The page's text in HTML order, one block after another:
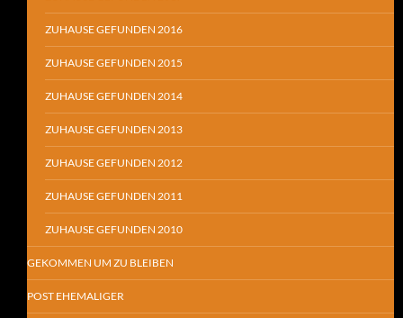
ZUHAUSE GEFUNDEN 2016
ZUHAUSE GEFUNDEN 2015
ZUHAUSE GEFUNDEN 2014
ZUHAUSE GEFUNDEN 2013
ZUHAUSE GEFUNDEN 2012
ZUHAUSE GEFUNDEN 2011
ZUHAUSE GEFUNDEN 2010
GEKOMMEN UM ZU BLEIBEN
POST EHEMALIGER